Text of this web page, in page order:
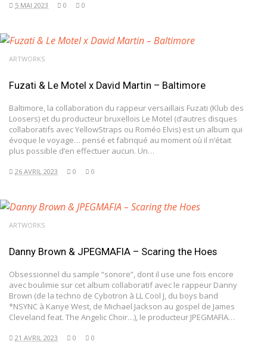
5 MAI 2023 0 0
ARTWORKS
Fuzati & Le Motel x David Martin – Baltimore
Baltimore, la collaboration du rappeur versaillais Fuzati (Klub des
Loosers) et du producteur bruxellois Le Motel (d’autres disques
collaboratifs avec YellowStraps ou Roméo Elvis) est un album qui
évoque le voyage… pensé et fabriqué au moment où il n’était
plus possible d’en effectuer aucun. Un…
26 AVRIL 2023 0 0
ARTWORKS
Danny Brown & JPEGMAFIA – Scaring the Hoes
Obsessionnel du sample “sonore”, dont il use une fois encore
avec boulimie sur cet album collaboratif avec le rappeur Danny
Brown (de la techno de Cybotron à LL Cool J, du boys band
*NSYNC à Kanye West, de Michael Jackson au gospel de James
Cleveland feat. The Angelic Choir…), le producteur JPEGMAFIA…
21 AVRIL 2023 0 0